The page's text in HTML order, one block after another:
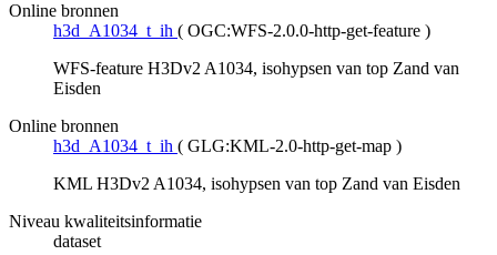
Online bronnen
h3d_A1034_t_ih ( OGC:WFS-2.0.0-http-get-feature )
WFS-feature H3Dv2 A1034, isohypsen van top Zand van
Eisden
Online bronnen
h3d_A1034_t_ih ( GLG:KML-2.0-http-get-map )
KML H3Dv2 A1034, isohypsen van top Zand van Eisden
Niveau kwaliteitsinformatie
dataset